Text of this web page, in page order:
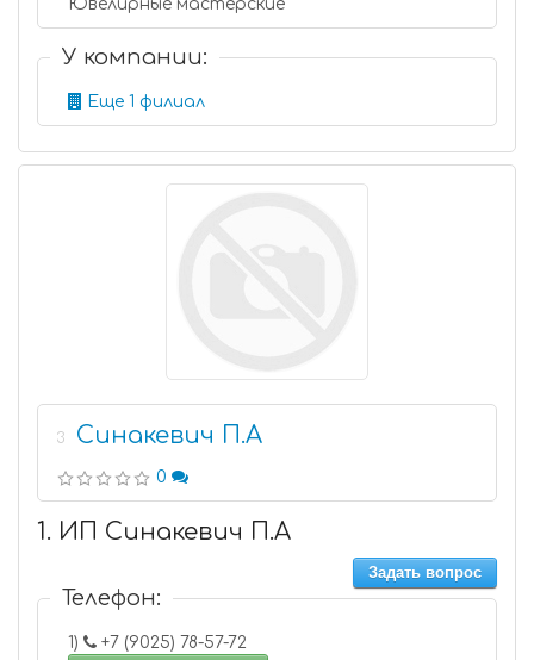
Ювелирные мастерские
У компании:
Еще 1 филиал
3 Синакевич П.А
0
1. ИП Синакевич П.А
Задать вопрос
Телефон:
1) +7 (9025) 78-57-72